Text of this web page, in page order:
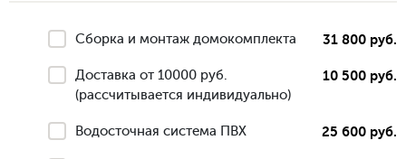
Сборка и монтаж домокомплекта 31 800 руб.
Доставка от 10000 руб.
(рассчитывается индивидуально)
10 500 руб.
Водосточная система ПВХ 25 600 руб.